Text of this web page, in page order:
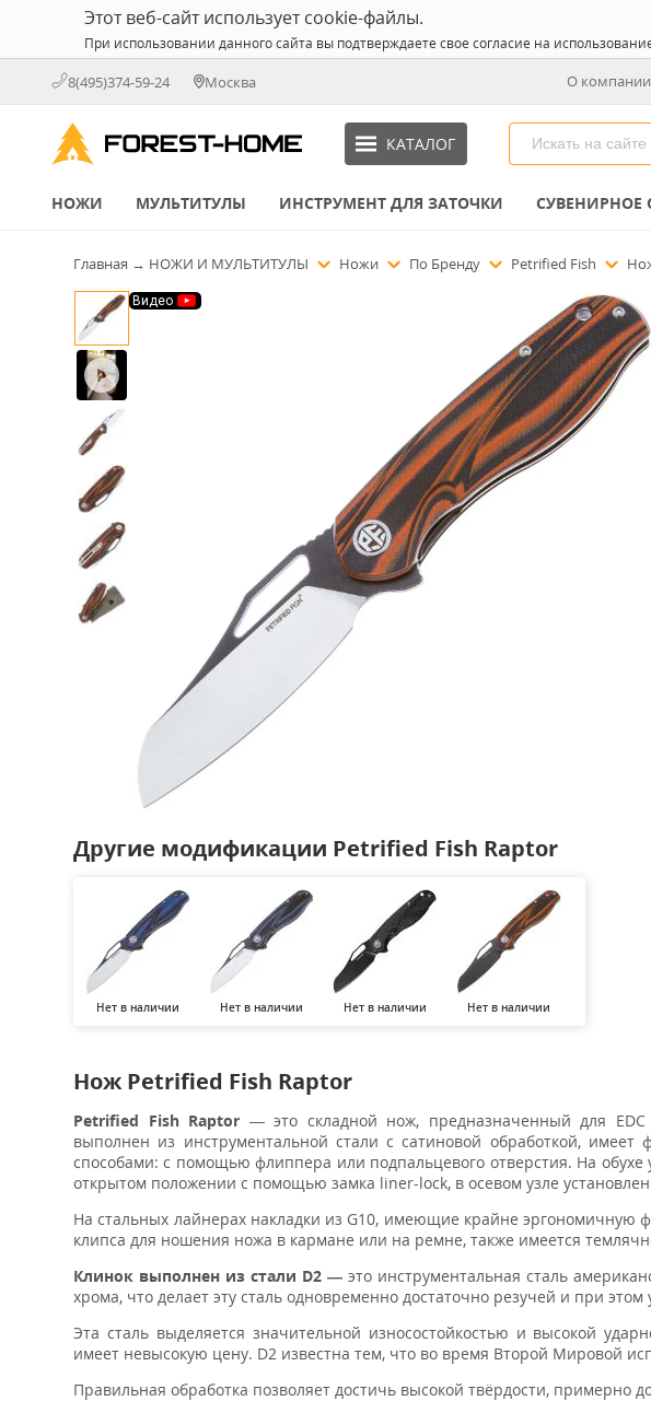
Этот веб-сайт использует cookie-файлы.
При использовании данного сайта вы подтверждаете свое согласие на
8(495)374-59-24 Москва О компании
КАТАЛОГ
НОЖИ МУЛЬТИТУЛЫ ИНСТРУМЕНТ ДЛЯ ЗАТОЧКИ СУВЕНИРНОЕ
Главная → НОЖИ И МУЛЬТИТУЛЫ Ножи По Бренду Petrified Fish
Видео
Другие модификации Petrified Fish Raptor
Нет в наличии Нет в наличии Нет в наличии Нет в наличии
Нож Petrified Fish Raptor
Petrified Fish Raptor — это складной нож, предназначенный для
выполнен из инструментальной стали с сатиновой обработкой,
способами: с помощью флиппера или подпальцевого отверстия. На
открытом положении с помощью замка liner-lock, в осевом узле
На стальных лайнерах накладки из G10, имеющие крайне эргономичную
клипса для ношения ножа в кармане или на ремне, также имеется
Клинок выполнен из стали D2 — это инструментальная сталь
хрома, что делает эту сталь одновременно достаточно резучей и при этом
Эта сталь выделяется значительной износостойкостью и высокой
имеет невысокую цену. D2 известна тем, что во время Второй Мировой
Правильная обработка позволяет достичь высокой твёрдости, примерно